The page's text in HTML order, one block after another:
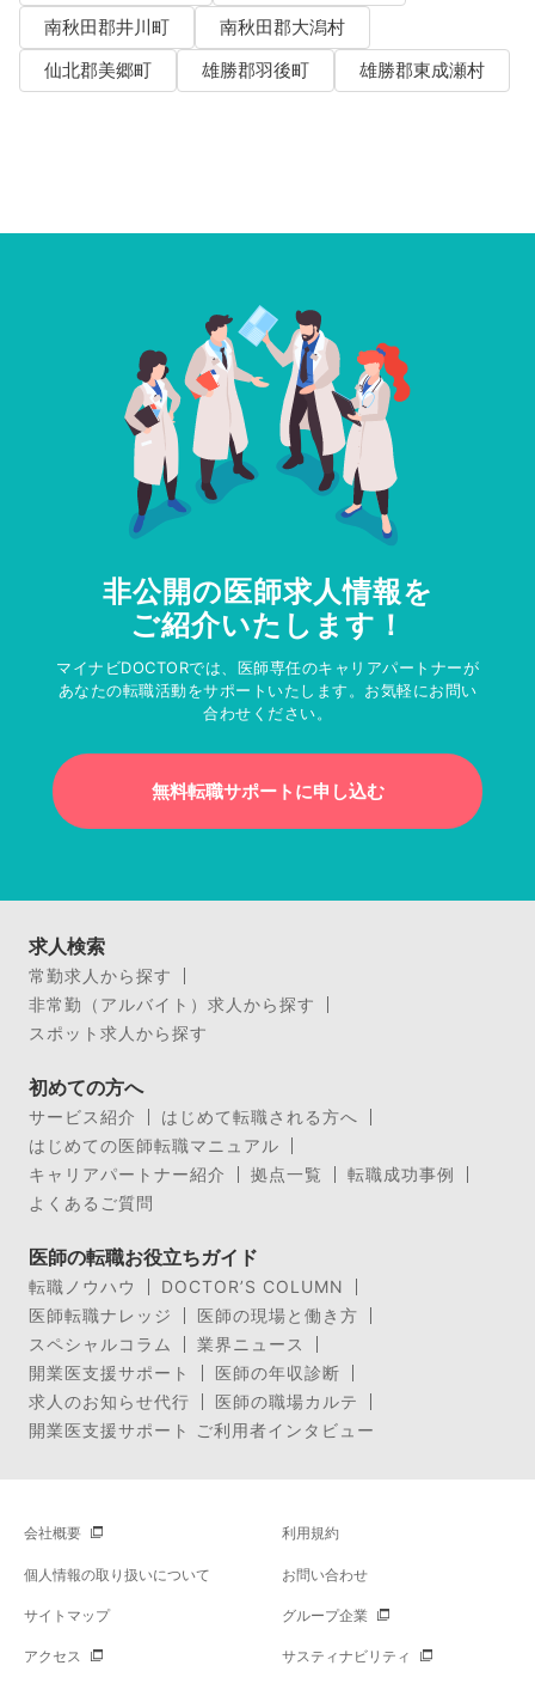
南秋田郡井川町
南秋田郡大潟村
仙北郡美郷町
雄勝郡羽後町 雄勝郡東成瀬村
非公開の医師求人情報を
ご紹介いたします！
マイナビDOCTORでは、医師専任のキャリアパートナーが
あなたの転職活動をサポートいたします。お気軽にお問い
合わせください。
無料転職サポートに申し込む
求人検索
常勤求人から探す
非常勤（アルバイト）求人から探す
スポット求人から探す
初めての方へ
サービス紹介
はじめて転職される方へ
はじめての医師転職マニュアル
キャリアパートナー紹介
拠点一覧
転職成功事例
よくあるご質問
医師の転職お役立ちガイド
転職ノウハウ
DOCTOR’S COLUMN
医師転職ナレッジ
医師の現場と働き方
スペシャルコラム
業界ニュース
開業医支援サポート
医師の年収診断
求人のお知らせ代行
医師の職場カルテ
開業医支援サポート ご利用者インタビュー
会社概要 利用規約
個人情報の取り扱いについて お問い合わせ
サイトマップ グループ企業
アクセス サスティナビリティ